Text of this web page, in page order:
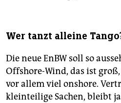
Wer tanzt alleine
Die neue EnBW soll so
Offshore-Wind, das ist
vor allem viel onshore.
kleinteilige Sachen, bleibt